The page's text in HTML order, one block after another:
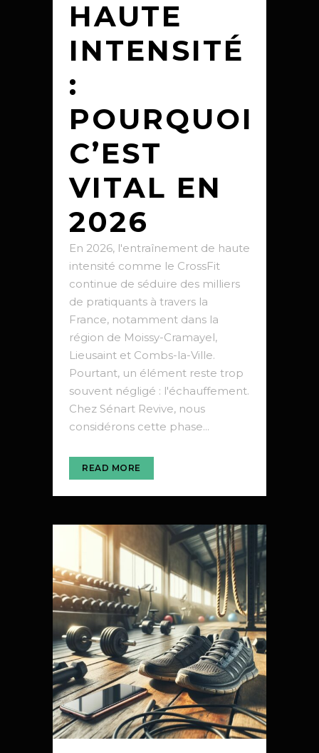
HAUTE
INTENSITÉ
:
POURQUOI
C’EST
VITAL EN
2026
En 2026, l'entraînement de haute
intensité comme le CrossFit
continue de séduire des milliers
de pratiquants à travers la
France, notamment dans la
région de Moissy-Cramayel,
Lieusaint et Combs-la-Ville.
Pourtant, un élément reste trop
souvent négligé : l'échauffement.
Chez Sénart Revive, nous
considérons cette phase...
READ MORE